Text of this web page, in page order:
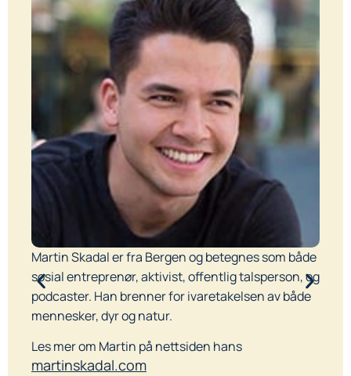
Martin Skadal er fra Bergen og betegnes som både
sosial entreprenør, aktivist, offentlig talsperson, og
podcaster. Han brenner for ivaretakelsen av både
mennesker, dyr og natur.
Les mer om Martin på nettsiden hans
martinskadal.com